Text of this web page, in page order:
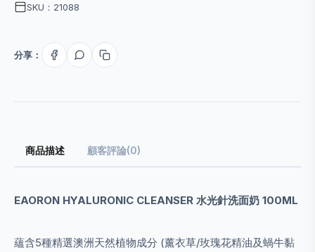
SKU：21088
分享：
商品描述 顧客評論(0)
EAORON HYALURONIC CLEANSER 水光針洗面奶 100ML
蘊含5種精選澳洲天然植物成分 (薰衣草/玫瑰花精油及蝸牛黏